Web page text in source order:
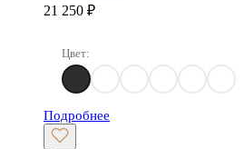
21 250 ₽
Цвет:
Денвер Светлый
Подробнее